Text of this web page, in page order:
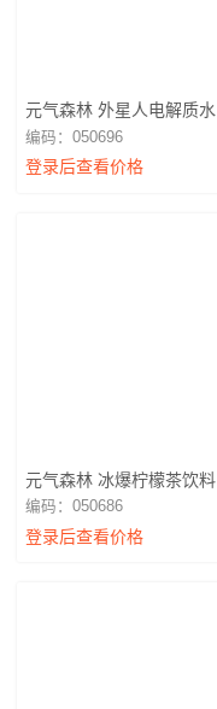
元气森林 外星人电解质水
600ml荔枝海盐味
编码：050696
登录后查看价格
元气森林 冰爆柠檬茶饮料
900ml
编码：050686
登录后查看价格